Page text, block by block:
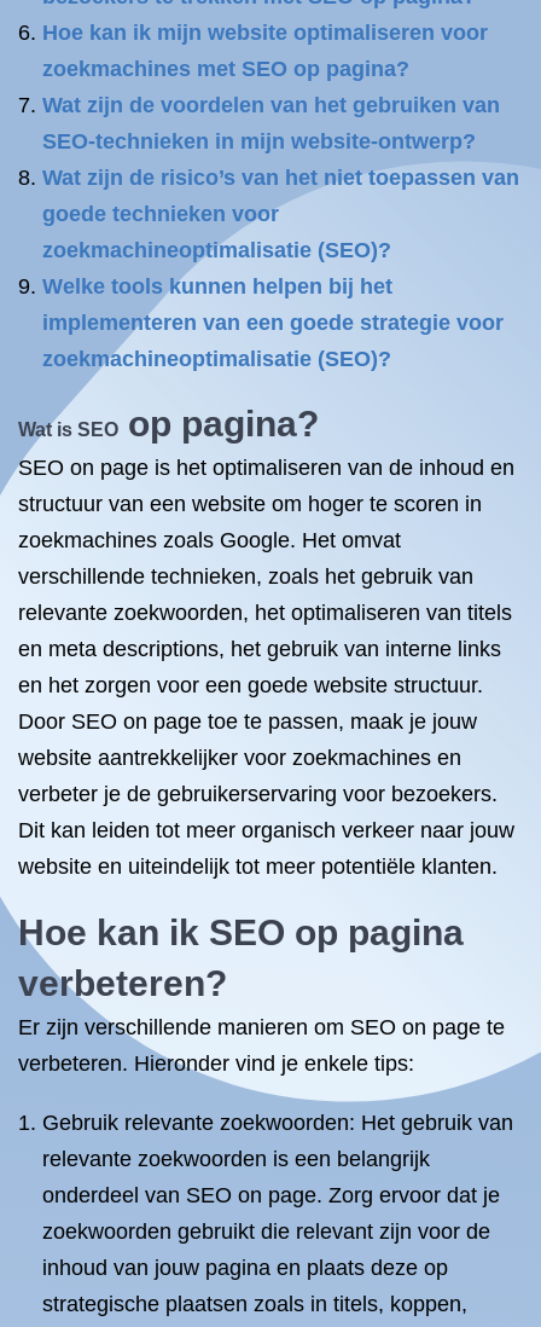
Hoe kan ik mijn website optimaliseren voor
zoekmachines met SEO op pagina?
Wat zijn de voordelen van het gebruiken van
SEO-technieken in mijn website-ontwerp?
Wat zijn de risico’s van het niet toepassen van
goede technieken voor
zoekmachineoptimalisatie (SEO)?
Welke tools kunnen helpen bij het
implementeren van een goede strategie voor
zoekmachineoptimalisatie (SEO)?
Wat is SEO op pagina?
SEO on page is het optimaliseren van de inhoud en
structuur van een website om hoger te scoren in
zoekmachines zoals Google. Het omvat
verschillende technieken, zoals het gebruik van
relevante zoekwoorden, het optimaliseren van titels
en meta descriptions, het gebruik van interne links
en het zorgen voor een goede website structuur.
Door SEO on page toe te passen, maak je jouw
website aantrekkelijker voor zoekmachines en
verbeter je de gebruikerservaring voor bezoekers.
Dit kan leiden tot meer organisch verkeer naar jouw
website en uiteindelijk tot meer potentiële klanten.
Hoe kan ik SEO op pagina
verbeteren?
Er zijn verschillende manieren om SEO on page te
verbeteren. Hieronder vind je enkele tips:
Gebruik relevante zoekwoorden: Het gebruik van
relevante zoekwoorden is een belangrijk
onderdeel van SEO on page. Zorg ervoor dat je
zoekwoorden gebruikt die relevant zijn voor de
inhoud van jouw pagina en plaats deze op
strategische plaatsen zoals in titels, koppen,